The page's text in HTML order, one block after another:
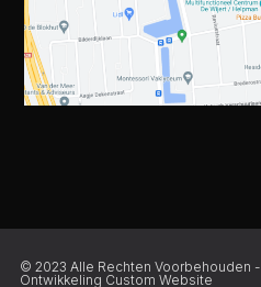
© 2023 Alle Rechten Voorbehouden -
Ontwikkeling Custom Website